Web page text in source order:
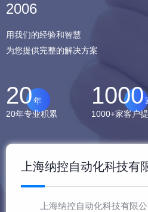
2006
用我们的经验和智慧
为您提供完整的解决方案
20年
20年专业积累
1000
1000+家客户
上海纳控自动化科技有
上海纳控自动化科技有限